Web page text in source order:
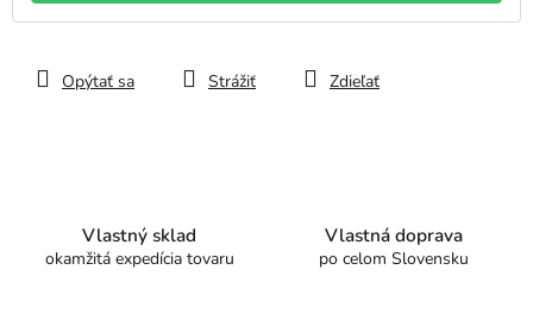
Opýtať sa Strážiť Zdieľať
Vlastný sklad
okamžitá expedícia tovaru
Vlastná doprava
po celom Slovensku